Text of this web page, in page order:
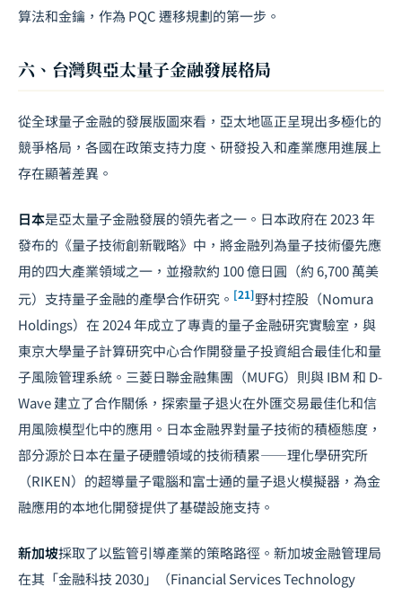
算法和金鑰，作為 PQC 遷移規劃的第一步。
六、台灣與亞太量子金融發展格局
從全球量子金融的發展版圖來看，亞太地區正呈現出多極化的
競爭格局，各國在政策支持力度、研發投入和產業應用進展上
存在顯著差異。
日本是亞太量子金融發展的領先者之一。日本政府在 2023 年
發布的《量子技術創新戰略》中，將金融列為量子技術優先應
用的四大產業領域之一，並撥款約 100 億日圓（約 6,700 萬美
元）支持量子金融的產學合作研究。 [21]野村控股（Nomura
Holdings）在 2024 年成立了專責的量子金融研究實驗室，與
東京大學量子計算研究中心合作開發量子投資組合最佳化和量
子風險管理系統。三菱日聯金融集團（MUFG）則與 IBM 和 D-
Wave 建立了合作關係，探索量子退火在外匯交易最佳化和信
用風險模型化中的應用。日本金融界對量子技術的積極態度，
部分源於日本在量子硬體領域的技術積累——理化學研究所
（RIKEN）的超導量子電腦和富士通的量子退火模擬器，為金
融應用的本地化開發提供了基礎設施支持。
新加坡採取了以監管引導產業的策略路徑。新加坡金融管理局
在其「金融科技 2030」（Financial Services Technology